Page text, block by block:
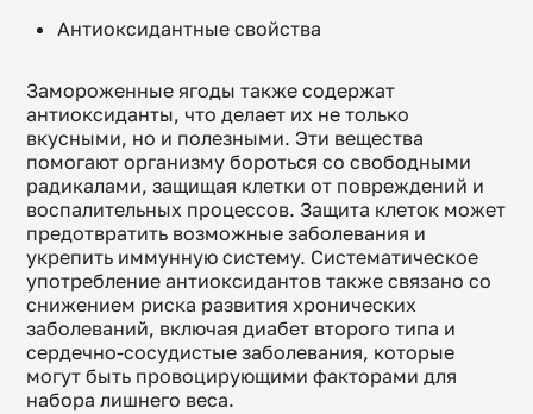
Антиоксидантные свойства
Замороженные ягоды также содержат
антиоксиданты, что делает их не только
вкусными, но и полезными. Эти вещества
помогают организму бороться со свободными
радикалами, защищая клетки от повреждений и
воспалительных процессов. Защита клеток может
предотвратить возможные заболевания и
укрепить иммунную систему. Систематическое
употребление антиоксидантов также связано со
снижением риска развития хронических
заболеваний, включая диабет второго типа и
сердечно-сосудистые заболевания, которые
могут быть провоцирующими факторами для
набора лишнего веса.